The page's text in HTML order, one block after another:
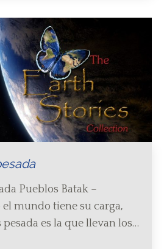
Pueblos Batak –
mundo tiene su carga,
es la que llevan los…